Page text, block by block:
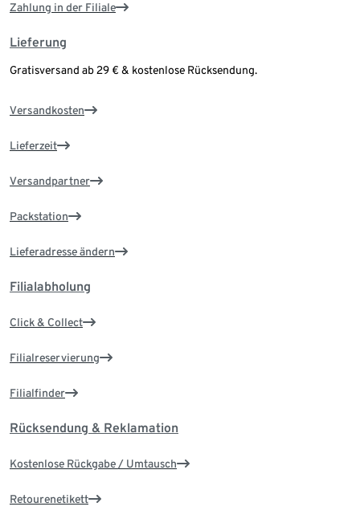
Zahlung in der Filiale
Lieferung
Gratisversand ab 29 € & kostenlose Rücksendung.
Versandkosten
Lieferzeit
Versandpartner
Packstation
Lieferadresse ändern
Filialabholung
Click & Collect
Filialreservierung
Filialfinder
Rücksendung & Reklamation
Kostenlose Rückgabe / Umtausch
Retourenetikett